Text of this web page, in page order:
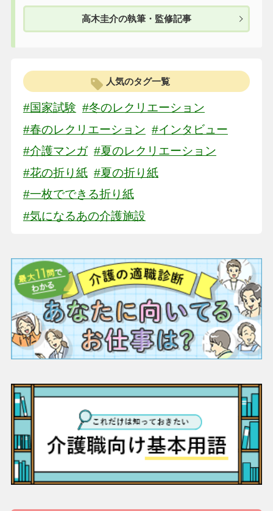
高木圭介の執筆・監修記事
人気のタグ一覧
#国家試験 #冬のレクリエーション
#春のレクリエーション #インタビュー
#介護マンガ #夏のレクリエーション
#花の折り紙 #夏の折り紙
#一枚でできる折り紙
#気になるあの介護施設